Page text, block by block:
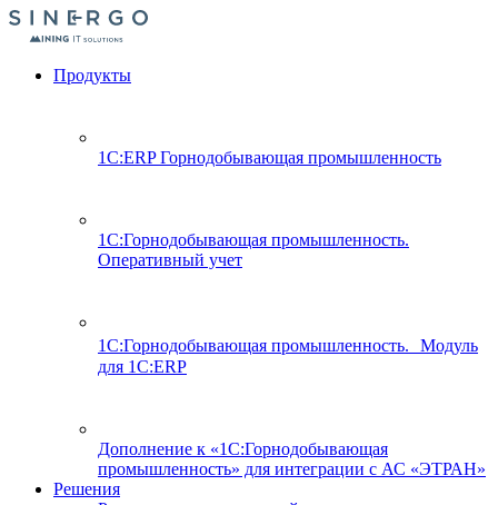
Продукты
1С:ERP Горнодобывающая промышленность
1С:Горнодобывающая промышленность.
Оперативный учет
1С:Горнодобывающая промышленность. Модуль
для 1С:ERP
Дополнение к «1С:Горнодобывающая
промышленность» для интеграции с АС «ЭТРАН»
Решения